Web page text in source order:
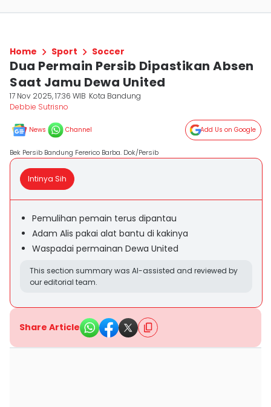
Home Sport Soccer
Dua Permain Persib Dipastikan Absen
Saat Jamu Dewa United
17 Nov 2025, 17:36 WIB Kota Bandung
Debbie Sutrisno
News Channel Add Us on Google
Bek Persib Bandung Fererico Barba. Dok/Persib
Intinya Sih
Pemulihan pemain terus dipantau
Adam Alis pakai alat bantu di kakinya
Waspadai permainan Dewa United
This section summary was AI-assisted and reviewed by
our editorial team.
Share Article